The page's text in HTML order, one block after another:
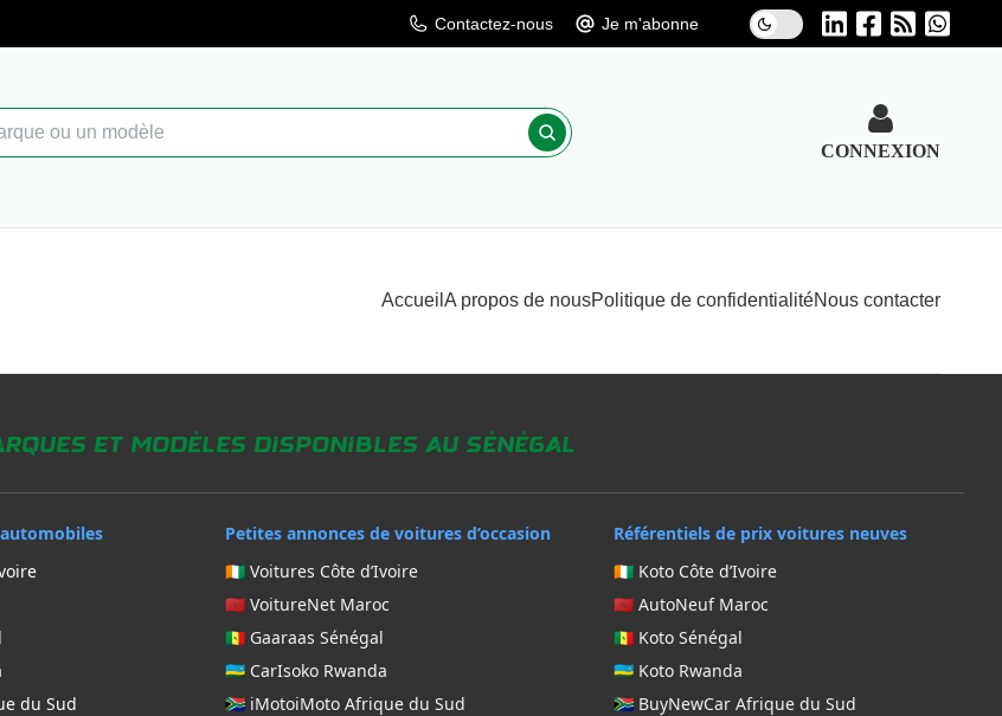
Contactez-nous Je m'abonne
CONNEXION
Accueil A propos de nousPolitique de confidentialitéNous contacter
et modèles disponibles au Sénégal
du Sud
Petites annonces de voitures d’occasion
🇨🇮 Voitures Côte d’Ivoire
🇲🇦 VoitureNet Maroc
🇸🇳 Gaaraas Sénégal
🇷🇼 CarIsoko Rwanda
🇿🇦 iMotoiMoto Afrique du Sud
Référentiels de prix voitures neuves
🇨🇮 Koto Côte d’Ivoire
🇲🇦 AutoNeuf Maroc
🇸🇳 Koto Sénégal
🇷🇼 Koto Rwanda
🇿🇦 BuyNewCar Afrique du Sud